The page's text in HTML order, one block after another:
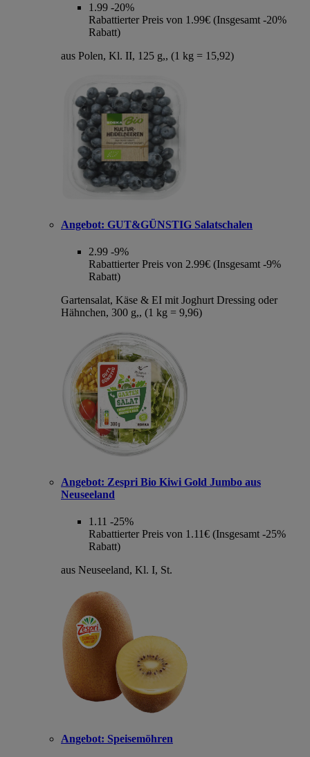
1.99 -20%
Rabattierter Preis von 1.99€ (Insgesamt -20%
Rabatt)
aus Polen, Kl. II, 125 g,, (1 kg = 15,92)
Angebot: GUT&GÜNSTIG Salatschalen
2.99 -9%
Rabattierter Preis von 2.99€ (Insgesamt -9%
Rabatt)
Gartensalat, Käse & EI mit Joghurt Dressing oder
Hähnchen, 300 g,, (1 kg = 9,96)
Angebot: Zespri Bio Kiwi Gold Jumbo aus
Neuseeland
1.11 -25%
Rabattierter Preis von 1.11€ (Insgesamt -25%
Rabatt)
aus Neuseeland, Kl. I, St.
Angebot: Speisemöhren